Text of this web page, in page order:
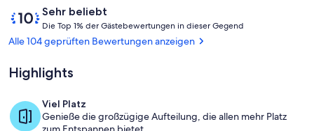
Außenbereich
Bewertungen
Sehr beliebt
10
von
10,
beliebt
Die Top 1% der Gästebewertungen in dieser Gegend
Alle 104 geprüften Bewertungen anzeigen
Highlights
Viel Platz
Genieße die großzügige Aufteilung, die allen mehr Platz